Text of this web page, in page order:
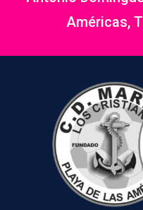
Américas,